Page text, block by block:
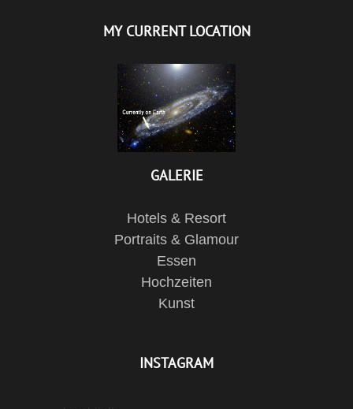
MY CURRENT LOCATION
GALERIE
Hotels & Resort
Portraits & Glamour
Essen
Hochzeiten
Kunst
INSTAGRAM